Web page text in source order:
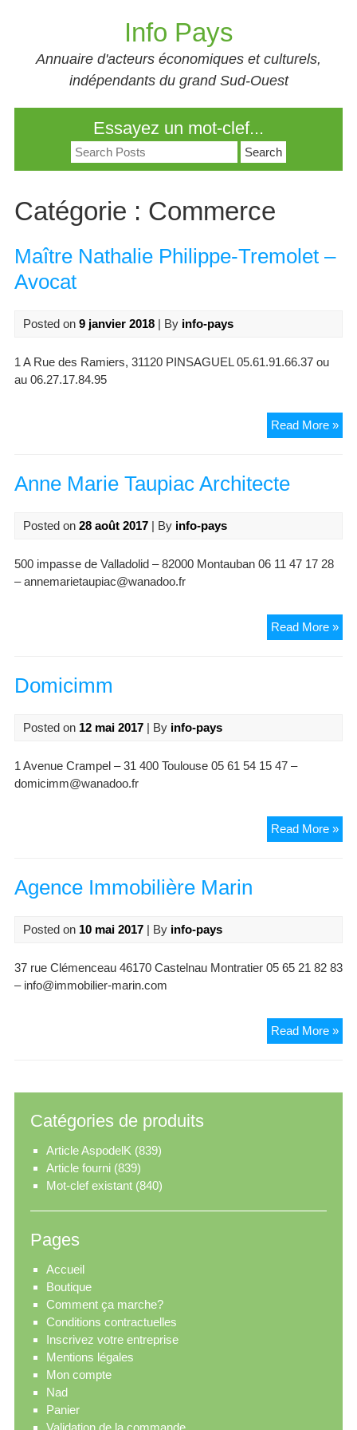
Info Pays
Annuaire d'acteurs économiques et culturels,
indépendants du grand Sud-Ouest
Essayez un mot-clef...
Search
for:
Catégorie : Commerce
Maître Nathalie Philippe-Tremolet –
Avocat
Posted on 9 janvier 2018| By info-pays
1 A Rue des Ramiers, 31120 PINSAGUEL 05.61.91.66.37 ou
au 06.27.17.84.95
Read More »
Anne Marie Taupiac Architecte
Posted on 28 août 2017| By info-pays
500 impasse de Valladolid – 82000 Montauban 06 11 47 17 28
– annemarietaupiac@wanadoo.fr
Read More »
Domicimm
Posted on 12 mai 2017| By info-pays
1 Avenue Crampel – 31 400 Toulouse 05 61 54 15 47 –
domicimm@wanadoo.fr
Read More »
Agence Immobilière Marin
Posted on 10 mai 2017| By info-pays
37 rue Clémenceau 46170 Castelnau Montratier 05 65 21 82 83
– info@immobilier-marin.com
Read More »
Catégories de produits
Article AspodelK (839)
Article fourni (839)
Mot-clef existant (840)
Pages
Accueil
Boutique
Comment ça marche?
Conditions contractuelles
Inscrivez votre entreprise
Mentions légales
Mon compte
Nad
Panier
Validation de la commande